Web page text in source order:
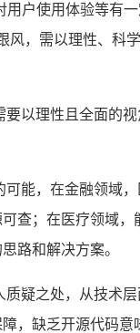
户使用体验等有
风，需以理性、科
以理性且全面的
能，在金融领域
查；在医疗领域，
路和解决方案。
疑之处，从技术
，缺乏开源代码